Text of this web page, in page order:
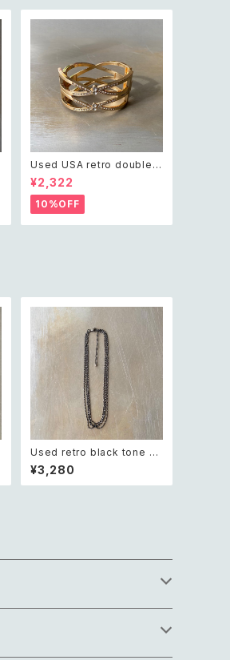
Used USA retro double c
ross crystal bijou bangle
レトロ アメリカ ユーズド アク
セサリー ゴールド ダブル クロ
ス ビジュー バングル
¥2,322
10%OFF
Used retro black tone ch
ain necklace レトロ ユーズ
ド アクセサリー ブラック チェ
ーン 4連 ネックレス
¥3,280